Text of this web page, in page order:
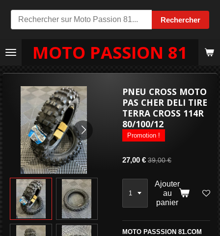
Rechercher
Passer
au
principal
MOTO PASSION 81
PNEU CROSS MOTO
PAS CHER DELI TIRE
TERRA CROSS 114R
80/100/12
Promotion !
27,00 € 39,00 €
Ajouter
au
panier
MOTO PASSSION 81.COM